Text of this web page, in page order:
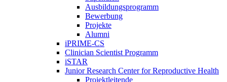
Ausbildungsprogramm
Bewerbung
Projekte
Alumni
iPRIME-CS
Clinician Scientist Programm
iSTAR
Junior Research Center for Reproductive Health
Projektleitende